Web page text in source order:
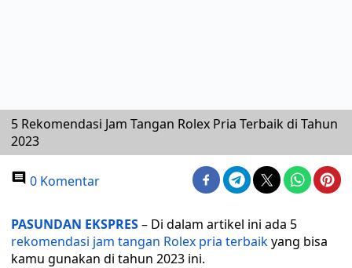
5 Rekomendasi Jam Tangan Rolex Pria Terbaik di Tahun
2023
0 Komentar
PASUNDAN EKSPRES– Di dalam artikel ini ada 5
rekomendasi jam tangan Rolex pria terbaikyang bisa
kamu gunakan di tahun 2023 ini.